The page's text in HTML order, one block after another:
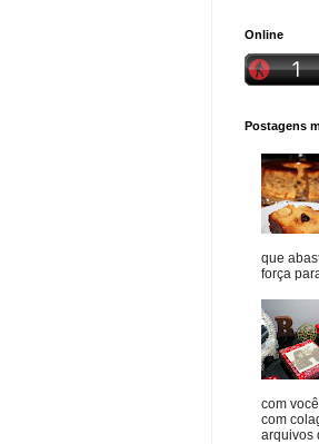
Online
Postagens
que
força
com
com
arquivos